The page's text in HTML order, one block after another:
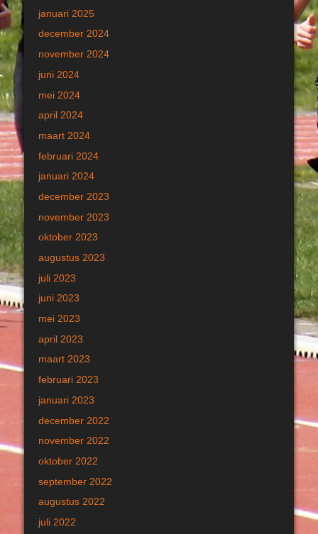
januari 2025
december 2024
november 2024
juni 2024
mei 2024
april 2024
maart 2024
februari 2024
januari 2024
december 2023
november 2023
oktober 2023
augustus 2023
juli 2023
juni 2023
mei 2023
april 2023
maart 2023
februari 2023
januari 2023
december 2022
november 2022
oktober 2022
september 2022
augustus 2022
juli 2022